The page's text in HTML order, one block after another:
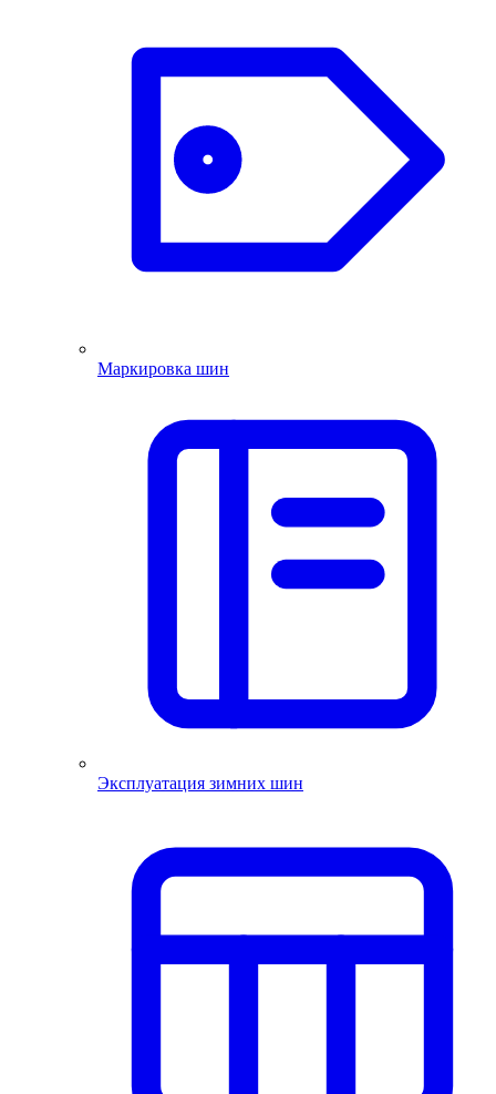
Маркировка шин
Эксплуатация зимних шин